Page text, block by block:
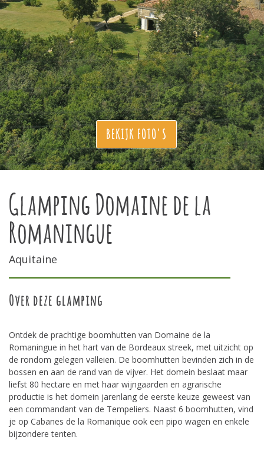
BEKIJK FOTO'S
Glamping Domaine de la
Romaningue
Aquitaine
Over deze glamping
Ontdek de prachtige boomhutten van Domaine de la
Romaningue in het hart van de Bordeaux streek, met uitzicht op
de rondom gelegen valleien. De boomhutten bevinden zich in de
bossen en aan de rand van de vijver. Het domein beslaat maar
liefst 80 hectare en met haar wijngaarden en agrarische
productie is het domein jarenlang de eerste keuze geweest van
een commandant van de Tempeliers. Naast 6 boomhutten, vind
je op Cabanes de la Romanique ook een pipo wagen en enkele
bijzondere tenten.